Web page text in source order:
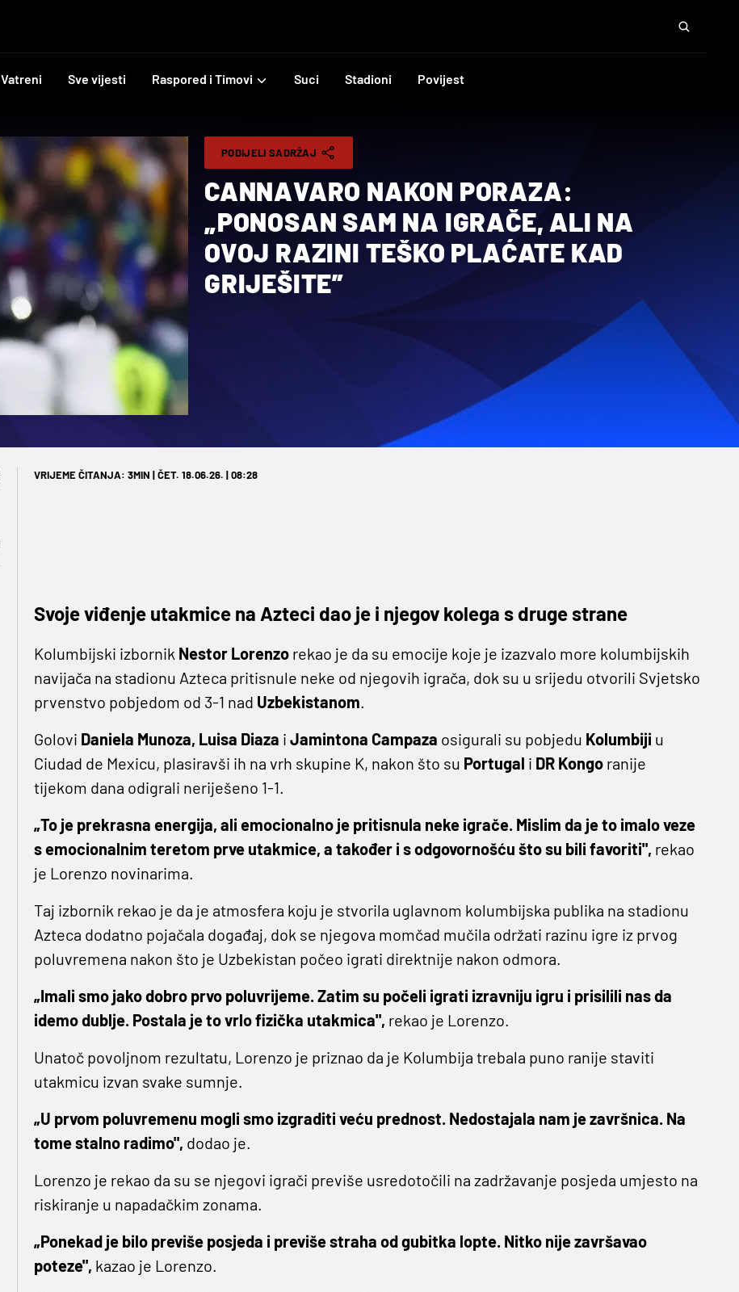
Vatreni Sve vijesti Raspored i Timovi Suci Stadioni Povijest
PODIJELI SADRŽAJ
CANNAVARO NAKON PORAZA:
„PONOSAN SAM NA IGRAČE, ALI NA
OVOJ RAZINI TEŠKO PLAĆATE KAD
GRIJEŠITE”
VRIJEME ČITANJA: 3MIN | ČET. 18.06.26. | 08:28
Svoje viđenje utakmice na Azteci dao je i njegov kolega s druge strane
Kolumbijski izbornik Nestor Lorenzo rekao je da su emocije koje je izazvalo more kolumbijskih
navijača na stadionu Azteca pritisnule neke od njegovih igrača, dok su u srijedu otvorili Svjetsko
prvenstvo pobjedom od 3-1 nad Uzbekistanom.
Golovi Daniela Munoza, Luisa Diaza i Jamintona Campaza osigurali su pobjedu Kolumbiji u
Ciudad de Mexicu, plasiravši ih na vrh skupine K, nakon što su Portugal i DR Kongo ranije
tijekom dana odigrali neriješeno 1-1.
„To je prekrasna energija, ali emocionalno je pritisnula neke igrače. Mislim da je to imalo veze
s emocionalnim teretom prve utakmice, a također i s odgovornošću što su bili favoriti", rekao
je Lorenzo novinarima.
Taj izbornik rekao je da je atmosfera koju je stvorila uglavnom kolumbijska publika na stadionu
Azteca dodatno pojačala događaj, dok se njegova momčad mučila održati razinu igre iz prvog
poluvremena nakon što je Uzbekistan počeo igrati direktnije nakon odmora.
„Imali smo jako dobro prvo poluvrijeme. Zatim su počeli igrati izravniju igru ​​i prisilili nas da
idemo dublje. Postala je to vrlo fizička utakmica", rekao je Lorenzo.
Unatoč povoljnom rezultatu, Lorenzo je priznao da je Kolumbija trebala puno ranije staviti
utakmicu izvan svake sumnje.
„U prvom poluvremenu mogli smo izgraditi veću prednost. Nedostajala nam je završnica. Na
tome stalno radimo", dodao je.
Lorenzo je rekao da su se njegovi igrači previše usredotočili na zadržavanje posjeda umjesto na
riskiranje u napadačkim zonama.
„Ponekad je bilo previše posjeda i previše straha od gubitka lopte. Nitko nije završavao
poteze", kazao je Lorenzo.